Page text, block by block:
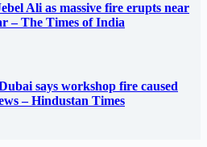
Ali as massive fire erupts near
– The Times of India
says workshop fire caused
– Hindustan Times